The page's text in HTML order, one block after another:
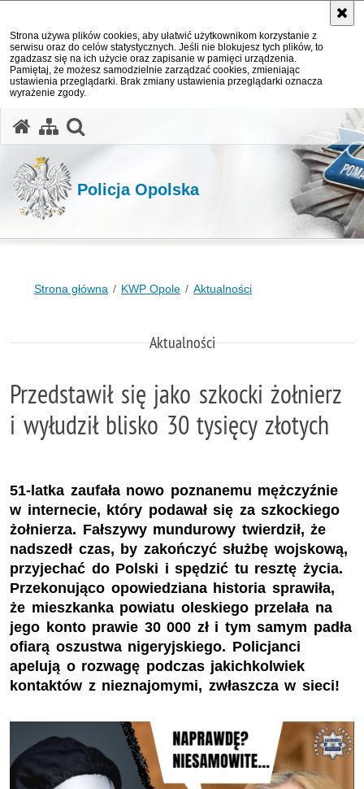
Strona używa plików cookies, aby ułatwić użytkownikom korzystanie z
serwisu oraz do celów statystycznych. Jeśli nie blokujesz tych plików, to
zgadzasz się na ich użycie oraz zapisanie w pamięci urządzenia.
Pamiętaj, że możesz samodzielnie zarządzać cookies, zmieniając
ustawienia przeglądarki. Brak zmiany ustawienia przeglądarki oznacza
wyrażenie zgody.
Policja Opolska
Strona główna KWP Opole Aktualności
Aktualności
Przedstawił się jako szkocki żołnierz
i wyłudził blisko 30 tysięcy złotych
51-latka zaufała nowo poznanemu mężczyźnie
w internecie, który podawał się za szkockiego
żołnierza. Fałszywy mundurowy twierdził, że
nadszedł czas, by zakończyć służbę wojskową,
przyjechać do Polski i spędzić tu resztę życia.
Przekonująco opowiedziana historia sprawiła,
że mieszkanka powiatu oleskiego przelała na
jego konto prawie 30 000 zł i tym samym padła
ofiarą oszustwa nigeryjskiego. Policjanci
apelują o rozwagę podczas jakichkolwiek
kontaktów z nieznajomymi, zwłaszcza w sieci!